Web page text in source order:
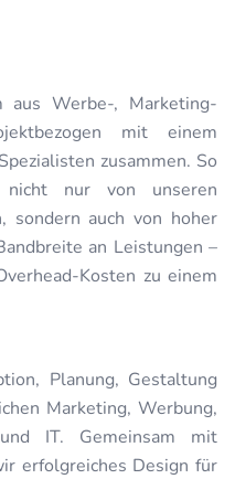
aus Werbe-, Marketing-
mit einem
zusammen. So
nicht nur von unseren
sondern auch von hoher
an Leistungen –
Kosten zu einem
Planung, Gestaltung
Marketing, Werbung,
IT. Gemeinsam mit
erfolgreiches Design für